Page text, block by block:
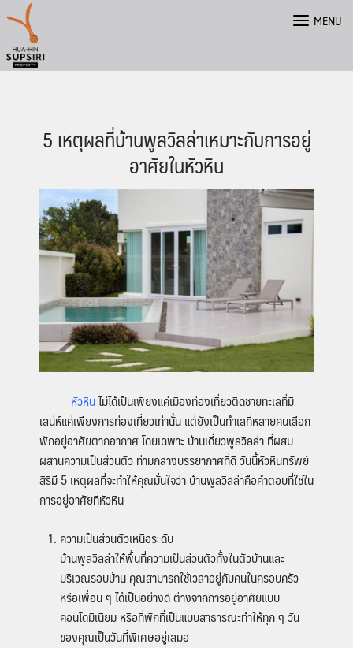
content
MENU
5 เหตุผลที่บ้านพูลวิลล่าเหมาะกับการอยู่
อาศัยในหัวหิน
หัวหินไม่ได้เป็นเพียงแค่เมืองท่องเที่ยวติดชายทะเลที่มี
เสน่ห์แค่เพียงการท่องเที่ยวเท่านั้น แต่ยังเป็นทำเลที่หลายคนเลือก
พักอยู่อาศัยตากอากาศ โดยเฉพาะ บ้านเดี่ยวพูลวิลล่า ที่ผสม
ผสานความเป็นส่วนตัว ท่ามกลางบรรยากาศที่ดี วันนี้หัวหินทรัพย์
สิริมี 5 เหตุผลที่จะทำให้คุณมั่นใจว่า บ้านพูลวิลล่าคือคำตอบที่ใช่ใน
การอยู่อาศัยที่หัวหิน
ความเป็นส่วนตัวเหนือระดับ
บ้านพูลวิลล่าให้พื้นที่ความเป็นส่วนตัวทั้งในตัวบ้านและ
บริเวณรอบบ้าน คุณสามารถใช้เวลาอยู่กับคนในครอบครัว
หรือเพื่อน ๆ ได้เป็นอย่างดี ต่างจากการอยู่อาศัยแบบ
คอนโดมิเนียม หรือที่พักที่เป็นแบบสาธารณะทำให้ทุก ๆ วัน
ของคุณเป็นวันที่พิเศษอยู่เสมอ